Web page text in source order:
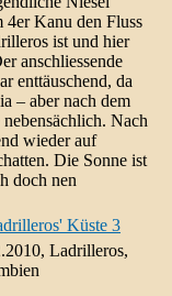
4er Kanu den Fluss
ist und hier
anschliessende
enttäuschend, da
– aber nach dem
Nach
wieder auf
Die Sonne ist
doch nen
Ladrilleros,